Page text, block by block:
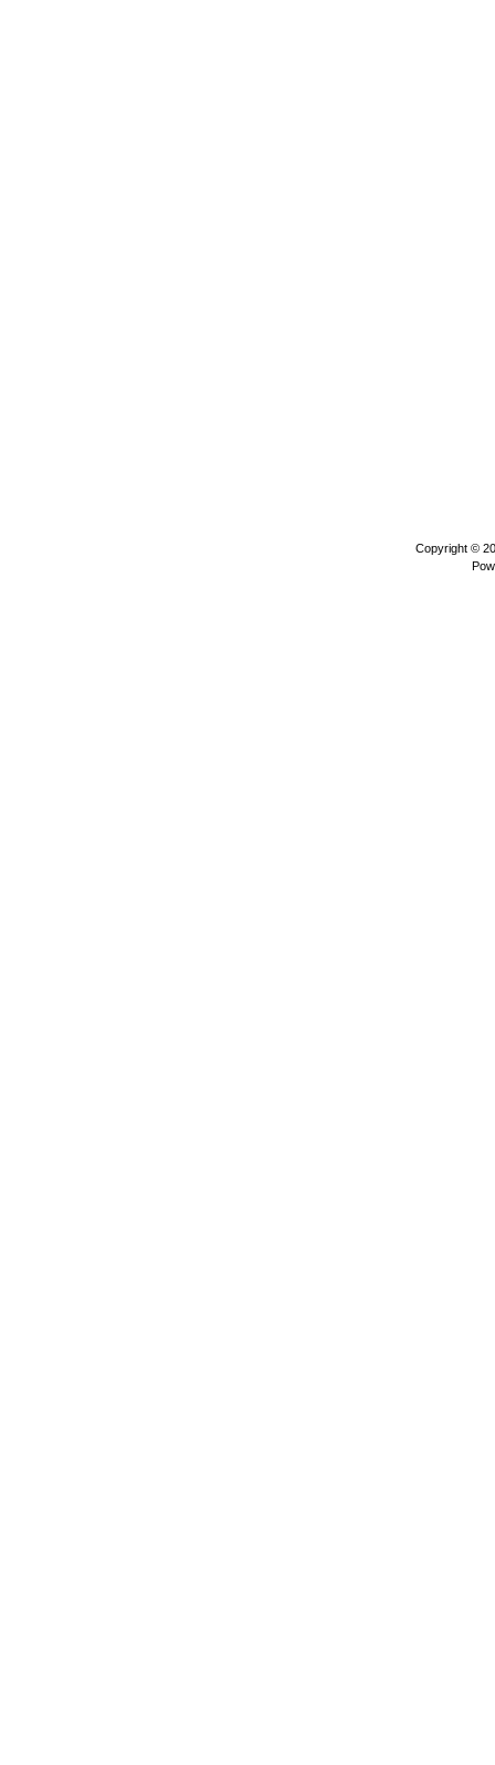
Copyright ©